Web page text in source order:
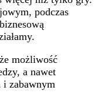
podczas
możliwość
a nawet
​i zabawnym